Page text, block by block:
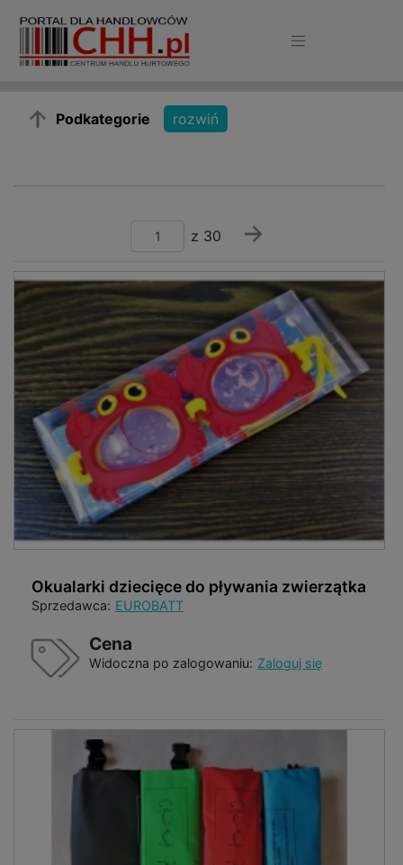
Podkategorie
z 30
Okualarki dziecięce do pływania zwierzątka
Sprzedawca: EUROBATT
Cena
Widoczna po zalogowaniu: Zaloguj się